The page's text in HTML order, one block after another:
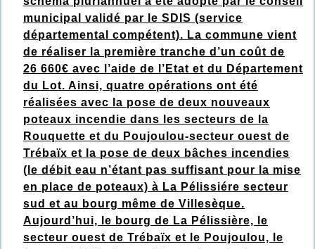
municipal validé par le SDIS (service
départemental compétent). La commune vient
de réaliser la première tranche d’un coût de
26 660€ avec l’aide de l’Etat et du Département
du Lot. Ainsi, quatre opérations ont été
réalisées avec la pose de deux nouveaux
poteaux incendie dans les secteurs de la
Rouquette et du Poujoulou-secteur ouest de
Trébaïx et la pose de deux bâches incendies
(le débit eau n’étant pas suffisant pour la mise
en place de poteaux) à La Pélissiére secteur
sud et au bourg même de Villesèque.
Aujourd’hui, le bourg de La Pélissière, le
secteur ouest de Trébaïx et le Poujoulou, le